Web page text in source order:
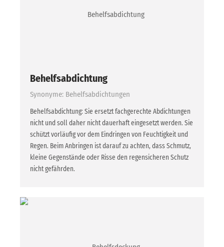
Behelfsabdichtung
Synonyme: Behelfsabdichtungen
Behelfsabdichtung: Sie ersetzt fachgerechte Abdichtungen
nicht und soll daher nicht dauerhaft eingesetzt werden. Sie
schützt vorläufig vor dem Eindringen von Feuchtigkeit und
Regen. Beim Anbringen ist darauf zu achten, dass Schmutz,
kleine Gegenstände oder Risse den regensicheren Schutz
nicht gefährden.